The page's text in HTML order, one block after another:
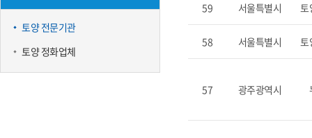
토양 전문기관
토양 정화업체
59 서울특별시 토
58 서울특별시 토
57 광주광역시